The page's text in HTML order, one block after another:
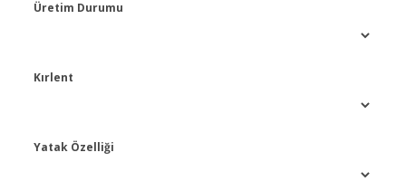
Üretim Durumu
Kırlent
Yatak Özelliği